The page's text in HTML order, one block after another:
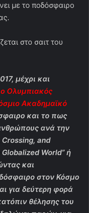
με το ποδόσφαιρο
στο σαιτ του
μέχρι και
ο Ολυμπιακός
Ακαδημαϊκό
και το πως
ανά την
Crossing, and
World” ή
και
στον Κόσμο
για δεύτερη φορά
θέλησης του